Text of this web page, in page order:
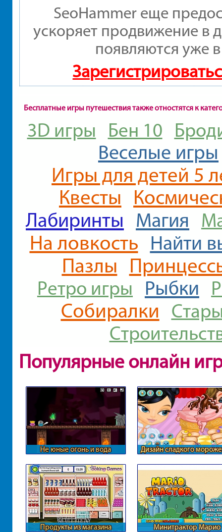
SeoHammer еще
ускоряет продвижение в
появляются уже
Бесплатные игры путешествия также отностятся к
3D игры Бен 10
Веселые игры
Игры для детей 5
Квесты
Лабиринты
Магия
На ловкость Найти
Пазлы
Ретро игры Рыбки
Собиралки
Популярные онлайн
Не юные огонь и вода Дизайн сладкого
Продукты из магазина Минитрактор Марио